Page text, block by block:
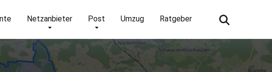
Netzanbieter Post Umzug Ratgeber